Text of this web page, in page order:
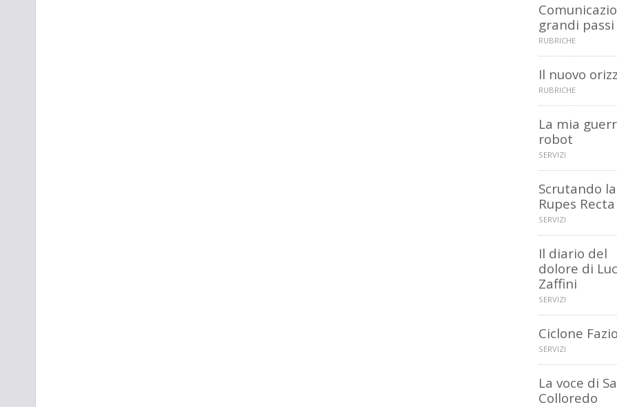
grandi passi
RUBRICHE
Il nuovo
RUBRICHE
La mia
robot
SERVIZI
Scrutando la
Rupes Recta
SERVIZI
Il diario del
dolore di
Zaffini
SERVIZI
Ciclone Fazio
SERVIZI
La voce di
Colloredo